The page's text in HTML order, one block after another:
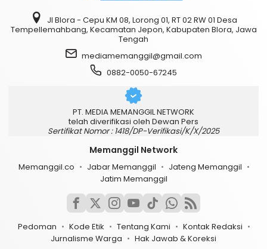
Jl Blora - Cepu KM 08, Lorong 01, RT 02 RW 01 Desa
Tempellemahbang, Kecamatan Jepon, Kabupaten Blora, Jawa
Tengah
mediamemanggil@gmail.com
0882-0050-67245
PT. MEDIA MEMANGGIL NETWORK
telah diverifikasi oleh Dewan Pers
Sertifikat Nomor : 1418/DP-Verifikasi/K/X/2025
Memanggil Network
Memanggil.co Jabar Memanggil
Jateng Memanggil
Jatim Memanggil
Pedoman Kode Etik Tentang Kami
Kontak Redaksi
Jurnalisme Warga
Hak Jawab & Koreksi